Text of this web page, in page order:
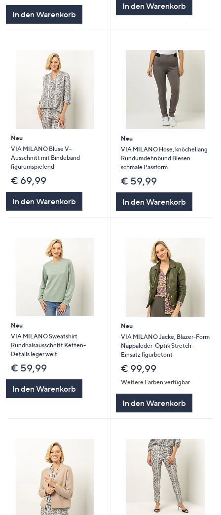
In den Warenkorb
In den Warenkorb
Neu
VIA MILANO Bluse V-
Ausschnitt mit Bindeband
figurumspielend
€ 69,99
In den Warenkorb
Neu
VIA MILANO Hose, knöchellang
Rundumdehnbund Biesen
schmale Passform
€ 59,99
In den Warenkorb
Neu
VIA MILANO Sweatshirt
Rundhalsausschnitt Ketten-
Details leger weit
€ 59,99
In den Warenkorb
Neu
VIA MILANO Jacke, Blazer-Form
Nappaleder-Optik Stretch-
Einsatz figurbetont
€ 99,99
Weitere Farben verfügbar
In den Warenkorb